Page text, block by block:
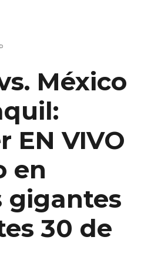
México
EN VIVO
en
gigantes
30 de